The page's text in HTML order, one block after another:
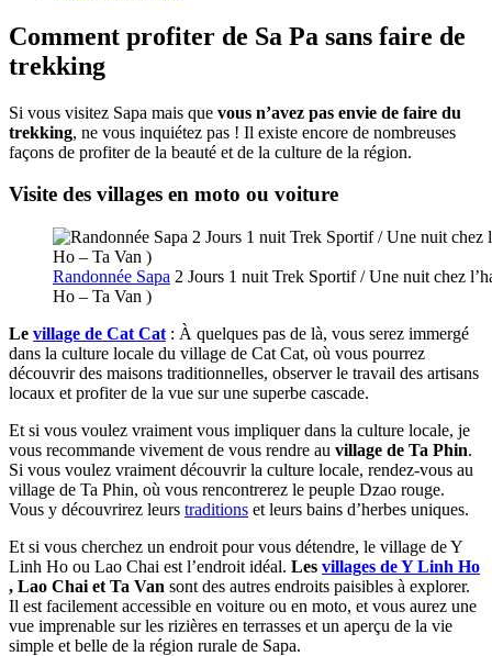
Comment profiter de Sa Pa sans faire de
trekking
Si vous visitez Sapa mais que vous n’avez pas envie de faire du
trekking, ne vous inquiétez pas ! Il existe encore de nombreuses
façons de profiter de la beauté et de la culture de la région.
Visite des villages en moto ou voiture
Randonnée Sapa 2 Jours 1 nuit Trek Sportif / Une nuit chez
Ho – Ta Van )
Le village de Cat Cat : À quelques pas de là, vous serez immergé
dans la culture locale du village de Cat Cat, où vous pourrez
découvrir des maisons traditionnelles, observer le travail des artisans
locaux et profiter de la vue sur une superbe cascade.
Et si vous voulez vraiment vous impliquer dans la culture locale, je
vous recommande vivement de vous rendre au village de Ta Phin.
Si vous voulez vraiment découvrir la culture locale, rendez-vous au
village de Ta Phin, où vous rencontrerez le peuple Dzao rouge.
Vous y découvrirez leurs traditions et leurs bains d’herbes uniques.
Et si vous cherchez un endroit pour vous détendre, le village de Y
Linh Ho ou Lao Chai est l’endroit idéal. Les villages de Y Linh Ho
, Lao Chai et Ta Van sont des autres endroits paisibles à explorer.
Il est facilement accessible en voiture ou en moto, et vous aurez une
vue imprenable sur les rizières en terrasses et un aperçu de la vie
simple et belle de la région rurale de Sapa.